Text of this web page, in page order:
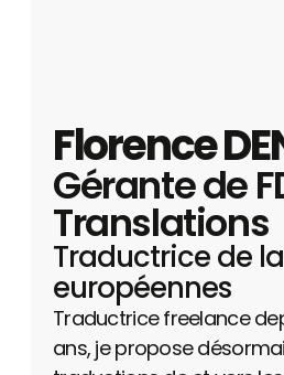
Florence
Gérante de
Translations
Traductrice de
européennes
Traductrice freelance
ans, je propose